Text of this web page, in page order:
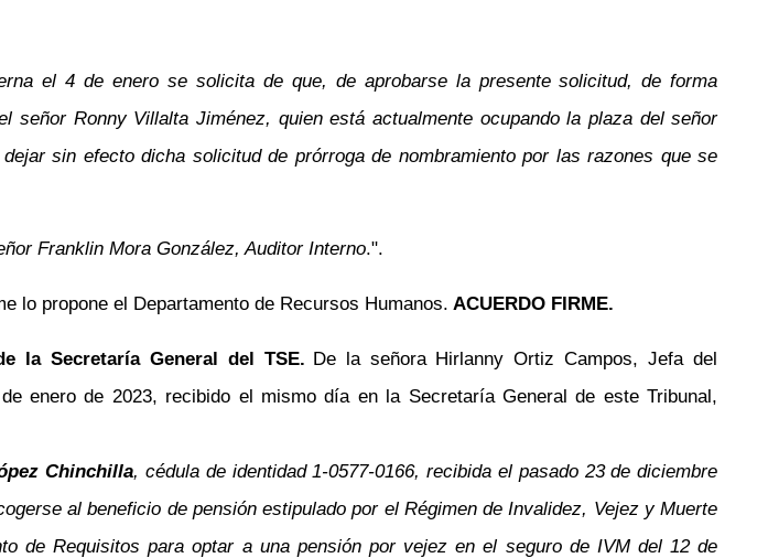
el 4 de enero se solicita de que, de aprobarse la presente solicitud, de forma
Ronny Villalta Jiménez, quien está actualmente ocupando la plaza del señor
sin efecto dicha solicitud de prórroga de nombramiento por las razones que se
Franklin Mora González, Auditor Interno.".
lo propone el Departamento de Recursos Humanos. ACUERDO FIRME.
la Secretaría General del TSE. De la señora Hirlanny Ortiz Campos, Jefa del
enero de 2023, recibido el mismo día en la Secretaría General de este Tribunal,
Chinchilla, cédula de identidad 1-0577-0166, recibida el pasado 23 de diciembre
al beneficio de pensión estipulado por el Régimen de Invalidez, Vejez y Muerte
de Requisitos para optar a una pensión por vejez en el seguro de IVM del 12 de